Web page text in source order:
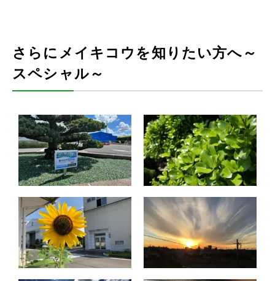
さらにメイキコウを知りたい方へ～
スペシャル～